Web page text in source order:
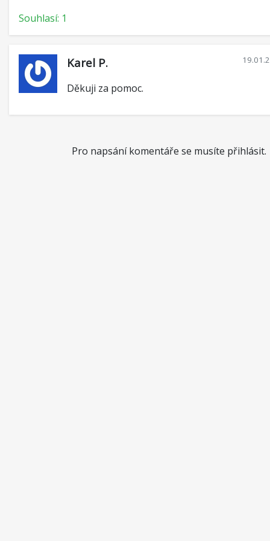
Souhlasí: 1
Karel P.
Děkuji za pomoc.
Pro napsání komentáře se musíte přihlásit.